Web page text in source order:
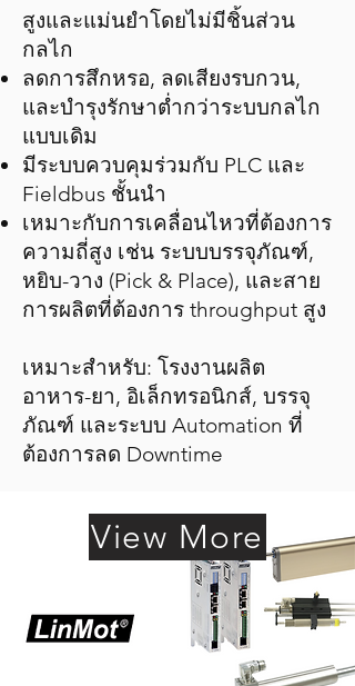
สูงและแม่นยำโดยไม่มีชิ้นส่วน
กลไก
ลดการสึกหรอ, ลดเสียงรบกวน,
และบำรุงรักษาต่ำกว่าระบบกลไก
แบบเดิม
มีระบบควบคุมร่วมกับ PLC และ
Fieldbus ชั้นนำ
เหมาะกับการเคลื่อนไหวที่ต้องการ
ความถี่สูง เช่น ระบบบรรจุภัณฑ์,
หยิบ-วาง (Pick & Place), และสาย
การผลิตที่ต้องการ throughput สูง
เหมาะสำหรับ: โรงงานผลิต
อาหาร-ยา, อิเล็กทรอนิกส์, บรรจุ
ภัณฑ์ และระบบ Automation ที่
ต้องการลด Downtime
View More